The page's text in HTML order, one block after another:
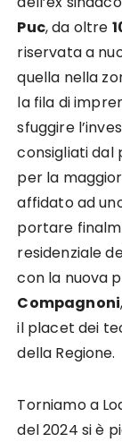
Puc, da oltre
riservata a
quella nella
la fila di
sfuggire
consigliati dal
per la
affidato ad
portare
residenziale
con la nuova
Compagnoni
il placet dei
della Regione.
Torniamo a
del 2024 si è